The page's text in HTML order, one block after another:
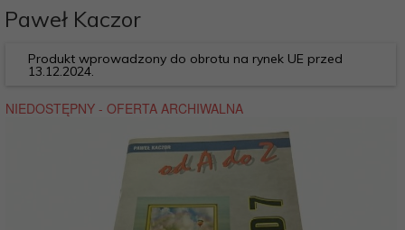
Paweł Kaczor
Produkt wprowadzony do obrotu na rynek UE przed
13.12.2024.